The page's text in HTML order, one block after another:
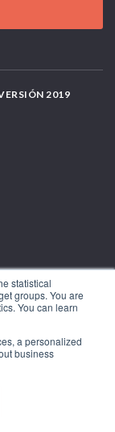
statistical
groups. You are
You can learn
a personalized
business
2019
Piso 15. Santiago,